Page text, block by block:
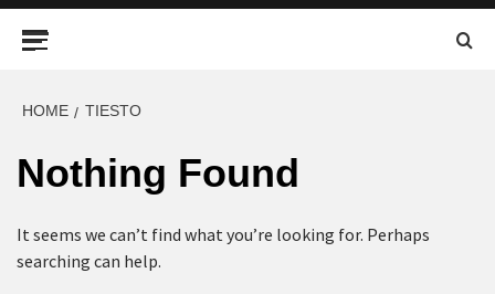
HOME TIESTO
Nothing Found
It seems we can’t find what you’re looking for. Perhaps
searching can help.